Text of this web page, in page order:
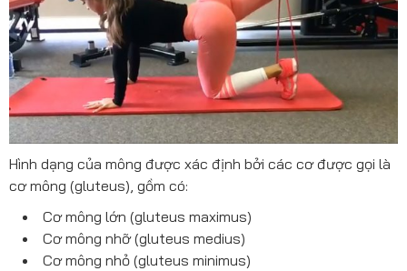
Hình dạng của mông được xác định bởi các cơ được gọi là
cơ mông (gluteus), gồm có:
Cơ mông lớn (gluteus maximus)
Cơ mông nhỡ (gluteus medius)
Cơ mông nhỏ (gluteus minimus)